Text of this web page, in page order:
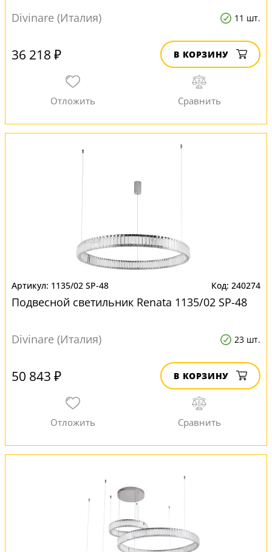
Divinare (Италия) 11 шт.
36 218 ₽ В КОРЗИНУ
1135/02 SP-48 240274
Подвесной светильник Renata 1135/02 SP-48
Divinare (Италия) 23 шт.
50 843 ₽ В КОРЗИНУ